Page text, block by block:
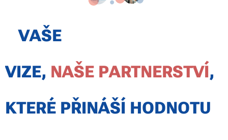
VAŠE
VIZE, NAŠE PARTNERSTVÍ,
KTERÉ PŘINÁŠÍ HODNOTU